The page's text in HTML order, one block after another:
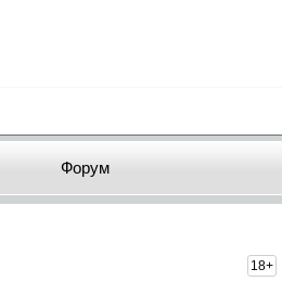
Форум
18+